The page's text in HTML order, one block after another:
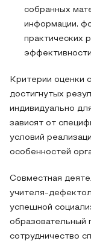
собранных
информации,
практических
Критерии оценки
достигнутых
индивидуально
зависят от
условий
особенностей
Совместная
учителя-
успешной
образовательный
сотрудничество